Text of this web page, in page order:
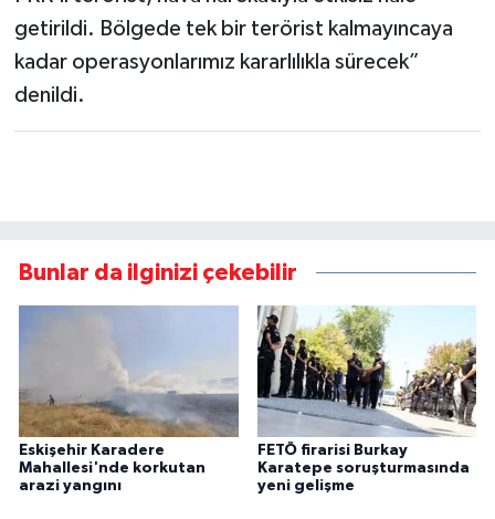
getirildi. Bölgede tek bir terörist kalmayıncaya
kadar operasyonlarımız kararlılıkla sürecek”
denildi.
Bunlar da ilginizi çekebilir
Eskişehir Karadere
Mahallesi'nde korkutan
arazi yangını
FETÖ firarisi Burkay
Karatepe soruşturmasında
yeni gelişme